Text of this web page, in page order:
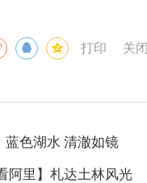
打印 关闭
蓝色湖水 清澈如镜
阿里】札达土林风光